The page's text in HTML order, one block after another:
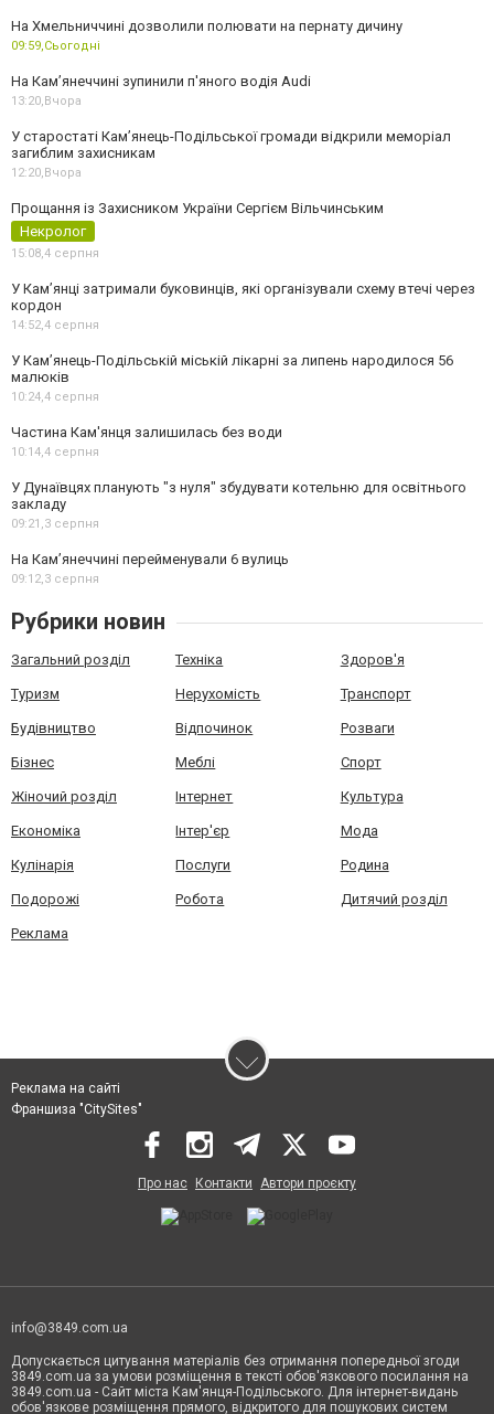
На Хмельниччині дозволили полювати на пернату дичину
09:59,Сьогодні
На Камʼянеччині зупинили п'яного водія Audi
13:20,Вчора
У старостаті Кам’янець-Подільської громади відкрили меморіал
загиблим захисникам
12:20,Вчора
Прощання із Захисником України Сергієм Вільчинським
Некролог
15:08,4 серпня
У Кам’янці затримали буковинців, які організували схему втечі через
кордон
14:52,4 серпня
У Кам’янець-Подільській міській лікарні за липень народилося 56
малюків
10:24,4 серпня
Частина Кам'янця залишилась без води
10:14,4 серпня
У Дунаївцях планують "з нуля" збудувати котельню для освітнього
закладу
09:21,3 серпня
На Камʼянеччині перейменували 6 вулиць
09:12,3 серпня
Рубрики новин
Загальний розділ Техніка Здоров'я
Туризм Нерухомість Транспорт
Будівництво Відпочинок Розваги
Бізнес Меблі Спорт
Жіночий розділ Інтернет Культура
Економіка Інтер'єр Мода
Кулінарія Послуги Родина
Подорожі Робота Дитячий розділ
Реклама
Реклама на сайті
Франшиза "CitySites"
Про нас Контакти Автори проєкту
info@3849.com.ua
Допускається цитування матеріалів без отримання попередньої згоди
3849.com.ua за умови розміщення в тексті обов'язкового посилання на
3849.com.ua - Сайт міста Кам'янця-Подільського. Для інтернет-видань
обов'язкове розміщення прямого, відкритого для пошукових систем